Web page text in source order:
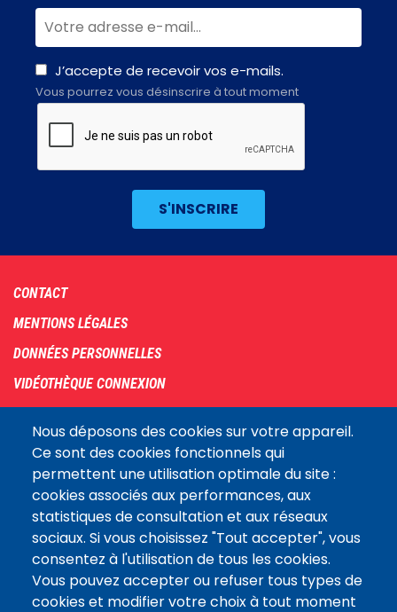
Nous déposons des cookies sur votre appareil.
Ce sont des cookies fonctionnels qui
permettent une utilisation optimale du site :
cookies associés aux performances, aux
statistiques de consultation et aux réseaux
sociaux. Si vous choisissez "Tout accepter", vous
consentez à l'utilisation de tous les cookies.
Vous pouvez accepter ou refuser tous types de
cookies et modifier votre choix à tout moment
J’accepte de recevoir vos e-mails.
Vous pourrez vous désinscrire à tout moment
Footer
menu
CONTACT
MENTIONS LÉGALES
DONNÉES PERSONNELLES
VIDÉOTHÈQUE CONNEXION
COOKIES
Assemblée
nationaleLE SITE DE L’ASSEMBLÉE NATIONALE
Suivez-nous